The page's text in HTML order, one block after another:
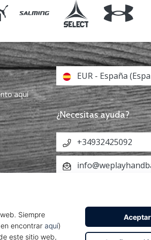
aquí
EUR - España
¿Necesitas ayuda?
+34932425092